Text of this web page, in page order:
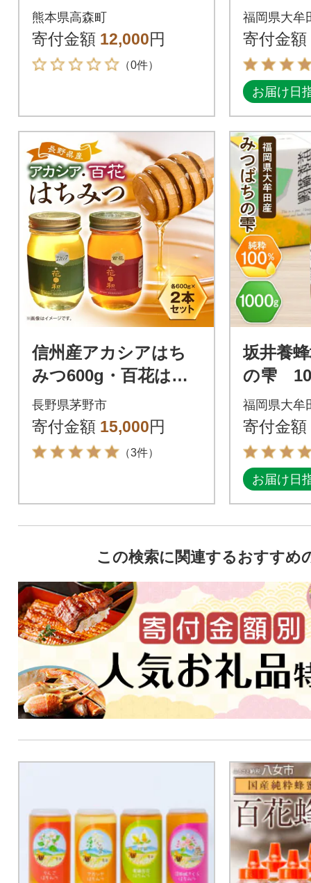
×2本 セット とんがり
容器 ポリ容器(高森町)
熊本県高森町
寄付金額 12,000円
（0件）
計800g)
福岡県大牟
寄付金額
お届け日
信州産アカシアはち
みつ600g・百花はち
みつ600gセット
長野県茅野市
寄付金額 15,000円
（3件）
坂井養
の雫
福岡県大牟
寄付金額
お届け日
この検索に関連するおすすめ